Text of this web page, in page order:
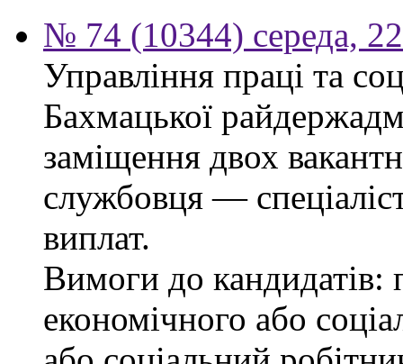
№ 74 (10344) середа,
Управління праці та
Бахмацької
заміщення двох
службовця —
виплат.
Вимоги до кандидатів:
економічного або